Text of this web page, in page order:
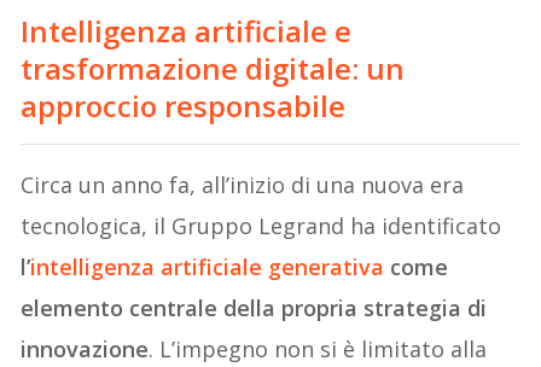
Intelligenza artificiale e
trasformazione digitale: un
approccio responsabile
Circa un anno fa, all’inizio di una nuova era
tecnologica, il Gruppo Legrand ha identificato
l’intelligenza artificiale generativa come
elemento centrale della propria strategia di
innovazione. L’impegno non si è limitato alla